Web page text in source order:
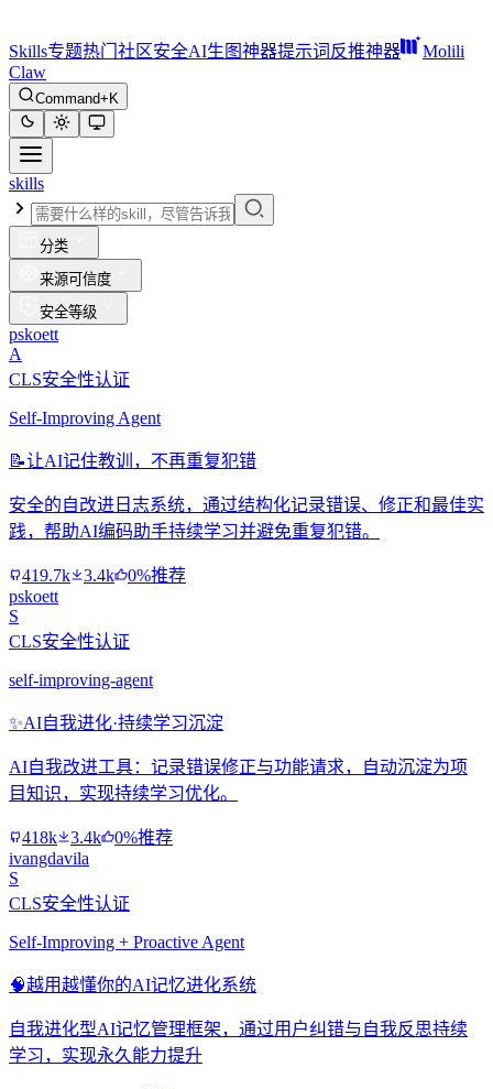
Skills专题热门 社区安全AI生图神器提示词反推神器
Molili
Claw
Command+K
skills
分类
来源可信度
安全等级
pskoett
A
CLS安全性认证
Self-Improving Agent
📝让AI记住教训，不再重复犯错
安全的自改进日志系统，通过结构化记录错误、修正和最佳实
践，帮助AI编码助手持续学习并避免重复犯错。
419.7k 3.4k
0%推荐
pskoett
S
CLS安全性认证
self-improving-agent
✨AI自我进化·持续学习沉淀
AI自我改进工具：记录错误修正与功能请求，自动沉淀为项
目知识，实现持续学习优化。
418k 3.4k
0%推荐
ivangdavila
S
CLS安全性认证
Self-Improving + Proactive Agent
🧠越用越懂你的AI记忆进化系统
自我进化型AI记忆管理框架，通过用户纠错与自我反思持续
学习，实现永久能力提升